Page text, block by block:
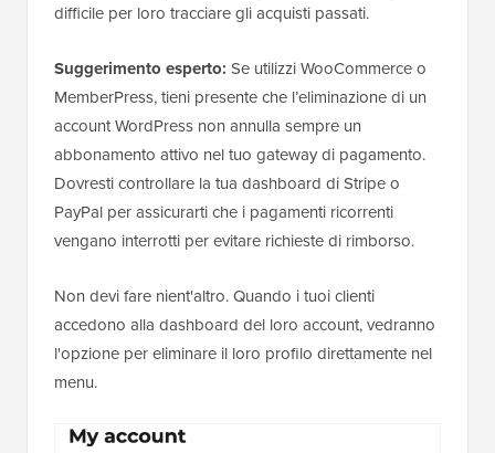
difficile per loro tracciare gli acquisti passati.
Suggerimento esperto: Se utilizzi WooCommerce o
MemberPress, tieni presente che l’eliminazione di un
account WordPress non annulla sempre un
abbonamento attivo nel tuo gateway di pagamento.
Dovresti controllare la tua dashboard di Stripe o
PayPal per assicurarti che i pagamenti ricorrenti
vengano interrotti per evitare richieste di rimborso.
Non devi fare nient'altro. Quando i tuoi clienti
accedono alla dashboard del loro account, vedranno
l'opzione per eliminare il loro profilo direttamente nel
menu.